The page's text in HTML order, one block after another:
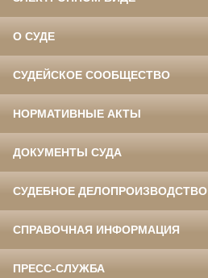
О СУДЕ
СУДЕЙСКОЕ СООБЩЕСТВО
НОРМАТИВНЫЕ АКТЫ
ДОКУМЕНТЫ СУДА
СУДЕБНОЕ ДЕЛОПРОИЗВОДСТВО
СПРАВОЧНАЯ ИНФОРМАЦИЯ
ПРЕСС-СЛУЖБА